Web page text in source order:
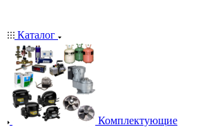
Каталог
Комплектующие